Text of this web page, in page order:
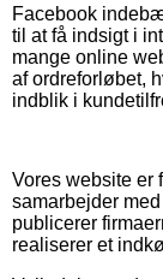
Facebook
til at få indsigt i
mange online
af ordreforløbet,
indblik i
Vores website er
samarbejder
publicerer
realiserer et